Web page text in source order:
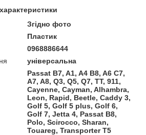
Згідно фото
Пластик
0968886644
універсальна
Passat B7, A1, A4 B8, A6 C7,
A7, A8, Q3, Q5, Q7, TT, 911,
Cayenne, Cayman, Alhambra,
Leon, Rapid, Beetle, Caddy 3,
Golf 5, Golf 5 plus, Golf 6,
Golf 7, Jetta 4, Passat B8,
Polo, Scirocco, Sharan,
Touareg, Transporter T5